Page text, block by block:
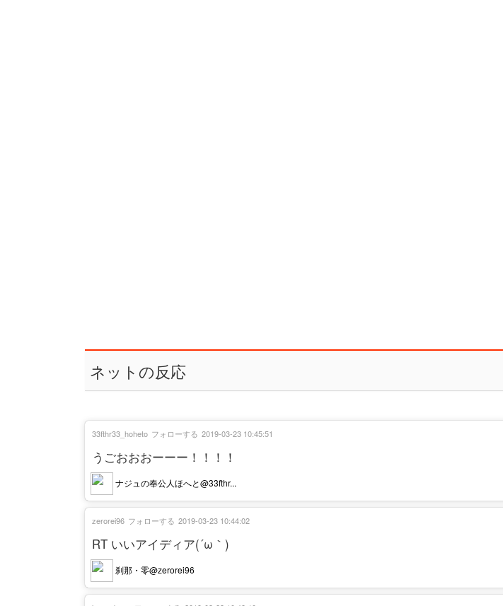
ネットの反応
うごおおおーーー！！！！
ナジュの奉公人ほへと@33fthr...
33fthr33_hoheto フォローする 2019-03-23 10:45:51
RT いいアイディア(´ω｀)
刹那・零@zerorei96
zerorei96 フォローする 2019-03-23 10:44:02